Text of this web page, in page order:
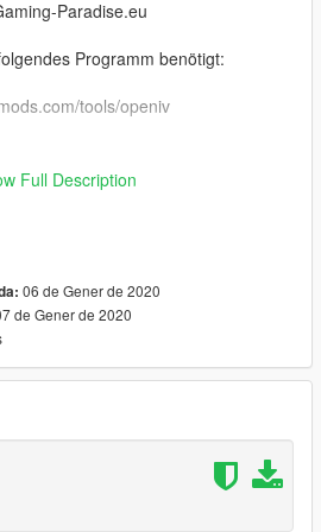
Paradise.eu
Programm benötigt:
tools/openiv
sounds for Gta V. This is the RTK
Do you have questions? Let me
tools/openiv
Full Description
06 de Gener de 2020
de Gener de 2020